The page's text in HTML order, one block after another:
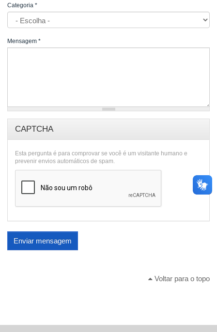
Categoria *
Mensagem *
CAPTCHA
Esta pergunta é para comprovar se você é um visitante humano e
prevenir envios automáticos de spam.
Enviar mensagem
Voltar para o topo